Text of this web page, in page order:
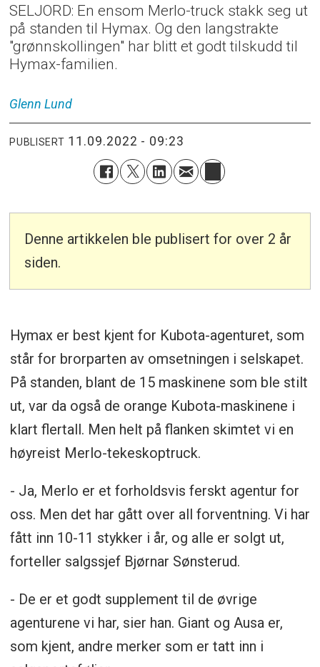
SELJORD: En ensom Merlo-truck stakk seg ut
på standen til Hymax. Og den langstrakte
"grønnskollingen" har blitt et godt tilskudd til
Hymax-familien.
Glenn Lund
PUBLISERT 11.09.2022 - 09:23
Denne artikkelen ble publisert for over 2 år
siden.
Hymax er best kjent for Kubota-agenturet, som
står for brorparten av omsetningen i selskapet.
På standen, blant de 15 maskinene som ble stilt
ut, var da også de orange Kubota-maskinene i
klart flertall. Men helt på flanken skimtet vi en
høyreist Merlo-tekeskoptruck.
- Ja, Merlo er et forholdsvis ferskt agentur for
oss. Men det har gått over all forventning. Vi har
fått inn 10-11 stykker i år, og alle er solgt ut,
forteller salgssjef Bjørnar Sønsterud.
- De er et godt supplement til de øvrige
agenturene vi har, sier han. Giant og Ausa er,
som kjent, andre merker som er tatt inn i